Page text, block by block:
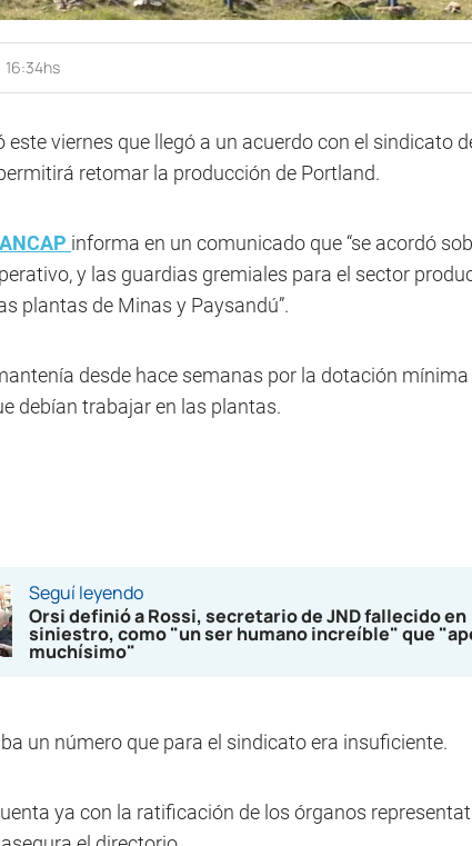
16:34hs
este viernes que llegó a un acuerdo con el sindicato
retomar la producción de Portland.
ANCAP informa en un comunicado que “se acordó
y las guardias gremiales para el sector
plantas de Minas y Paysandú”.
desde hace semanas por la dotación mínima
debían trabajar en las plantas.
Seguí leyendo
Orsi definió a Rossi, secretario de JND fallecido en
siniestro, como "un ser humano increíble" que
muchísimo"
un número que para el sindicato era insuficiente.
ya con la ratificación de los órganos